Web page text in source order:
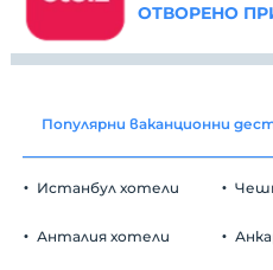
ОТВОРЕНО
Популярни ваканционни
Истанбул хотели
Анталия хотели